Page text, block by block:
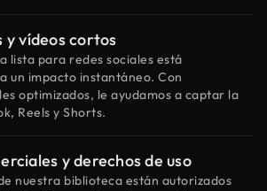
y vídeos cortos
lista para redes sociales está
un impacto instantáneo. Con
optimizados, le ayudamos a captar la
Reels y Shorts.
y derechos de uso
nuestra biblioteca están autorizados